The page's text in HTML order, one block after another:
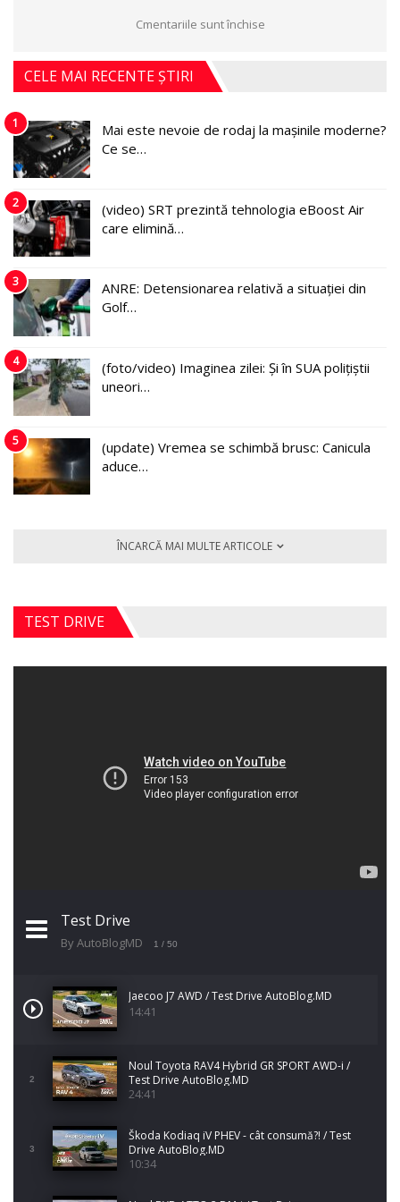
Cmentariile sunt închise
CELE MAI RECENTE ȘTIRI
1
Mai este nevoie de rodaj la mașinile moderne?
Ce se…
2
(video) SRT prezintă tehnologia eBoost Air
care elimină…
3
ANRE: Detensionarea relativă a situației din
Golf…
4
(foto/video) Imaginea zilei: Și în SUA polițiștii
uneori…
5
(update) Vremea se schimbă brusc: Canicula
aduce…
ÎNCARCĂ MAI MULTE ARTICOLE
TEST DRIVE
Test Drive
By AutoBlogMD 1 / 50
Jaecoo J7 AWD / Test Drive AutoBlog.MD
14:41
2
Noul Toyota RAV4 Hybrid GR SPORT AWD-i /
Test Drive AutoBlog.MD
24:41
3
Škoda Kodiaq iV PHEV - cât consumă?! / Test
Drive AutoBlog.MD
10:34